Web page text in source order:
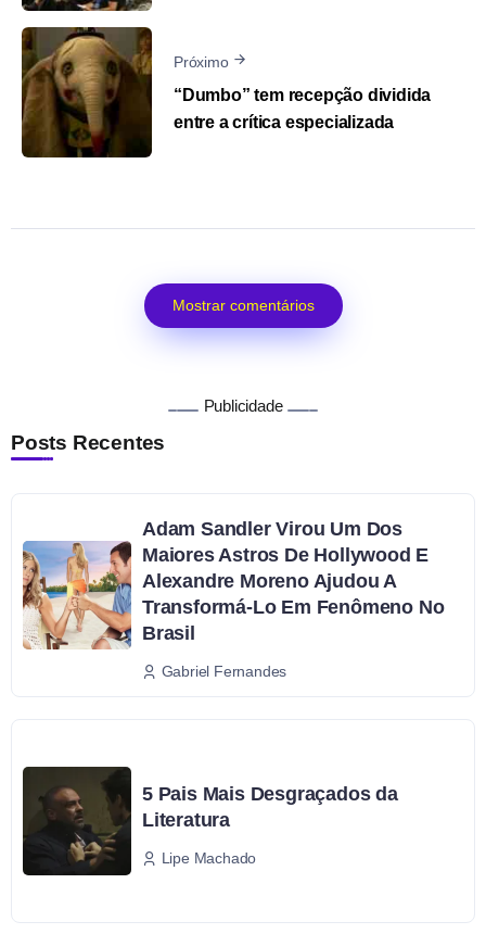
Próximo
“Dumbo” tem recepção dividida
entre a crítica especializada
Mostrar comentários
Publicidade
Posts Recentes
Adam Sandler Virou Um Dos
Maiores Astros De Hollywood E
Alexandre Moreno Ajudou A
Transformá-Lo Em Fenômeno No
Brasil
Gabriel Fernandes
5 Pais Mais Desgraçados da
Literatura
Lipe Machado